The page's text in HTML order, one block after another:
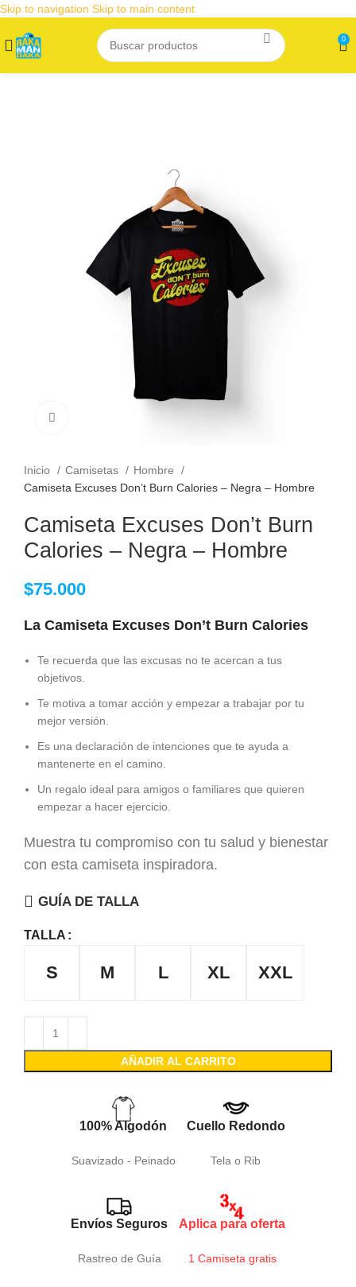
Skip to navigation Skip to main content
0
Inicio Camisetas
Hombre
Camiseta Excuses Don’t Burn Calories – Negra – Hombre
Camiseta Excuses Don’t Burn
Calories – Negra – Hombre
$75.000
La Camiseta Excuses Don’t Burn Calories
Te recuerda que las excusas no te acercan a tus
objetivos.
Te motiva a tomar acción y empezar a trabajar por tu
mejor versión.
Es una declaración de intenciones que te ayuda a
mantenerte en el camino.
Un regalo ideal para amigos o familiares que quieren
empezar a hacer ejercicio.
Muestra tu compromiso con tu salud y bienestar
con esta camiseta inspiradora.
GUÍA DE TALLA
TALLA
S M L XL XXL
AÑADIR AL CARRITO
100% Algodón
Suavizado - Peinado
Cuello Redondo
Tela o Rib
Envíos Seguros
Rastreo de Guía
Aplica para oferta
1 Camiseta gratis